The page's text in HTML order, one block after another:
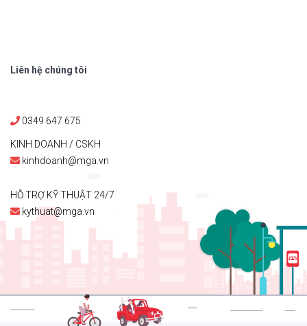
Liên hệ chúng tôi
0349 647 675
KINH DOANH / CSKH
kinhdoanh@mga.vn
HỖ TRỢ KỸ THUẬT 24/7
kythuat@mga.vn